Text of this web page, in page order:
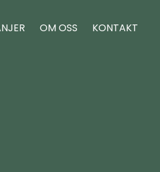
OM OSS KONTAKT